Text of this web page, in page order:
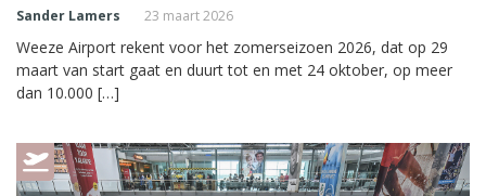
Sander Lamers 23 maart 2026
Weeze Airport rekent voor het zomerseizoen 2026, dat op 29
maart van start gaat en duurt tot en met 24 oktober, op meer
dan 10.000 […]